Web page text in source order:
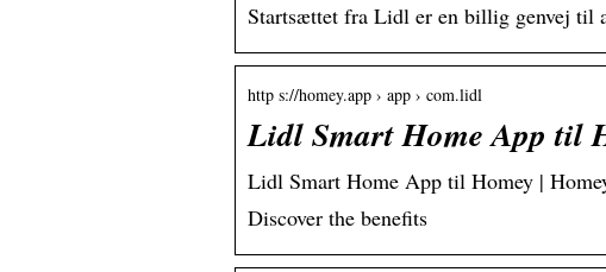
Startsættet fra Lidl er en billig genvej til
http s://homey.app › app › com.lidl
Lidl Smart Home App til
Lidl Smart Home App til Homey |
Discover the benefits